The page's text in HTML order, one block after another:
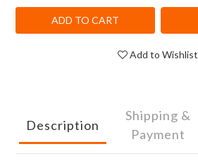
ADD TO CART
Add to Wishlist
Description
Shipping &
Payment